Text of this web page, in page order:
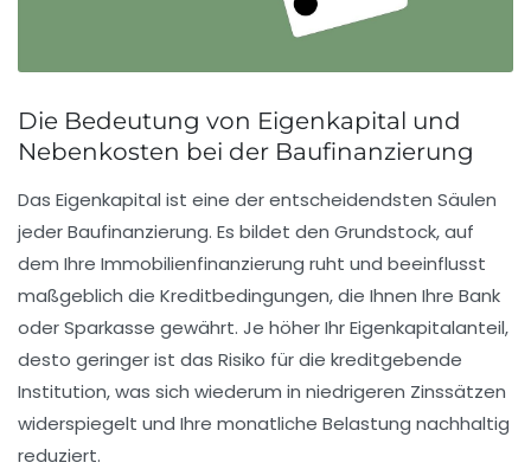
Die Bedeutung von Eigenkapital und
Nebenkosten bei der Baufinanzierung
Das Eigenkapital ist eine der entscheidendsten Säulen
jeder Baufinanzierung. Es bildet den Grundstock, auf
dem Ihre Immobilienfinanzierung ruht und beeinflusst
maßgeblich die Kreditbedingungen, die Ihnen Ihre Bank
oder Sparkasse gewährt. Je höher Ihr Eigenkapitalanteil,
desto geringer ist das Risiko für die kreditgebende
Institution, was sich wiederum in niedrigeren Zinssätzen
widerspiegelt und Ihre monatliche Belastung nachhaltig
reduziert.